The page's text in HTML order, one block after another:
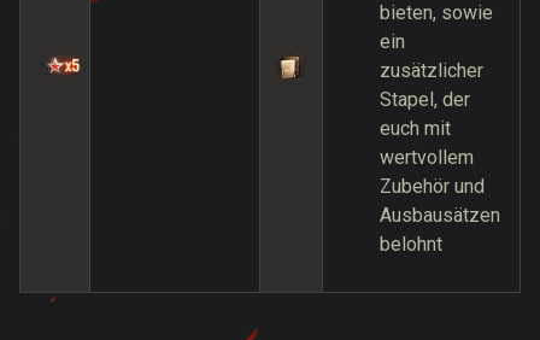
bieten, sowie
ein
zusätzlicher
Stapel, der
euch mit
wertvollem
Zubehör und
Ausbausätzen
belohnt